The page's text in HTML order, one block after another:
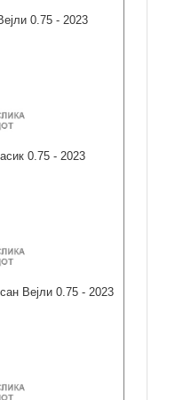
0.75 - 2023
0.75 - 2023
Вејли 0.75 - 2023